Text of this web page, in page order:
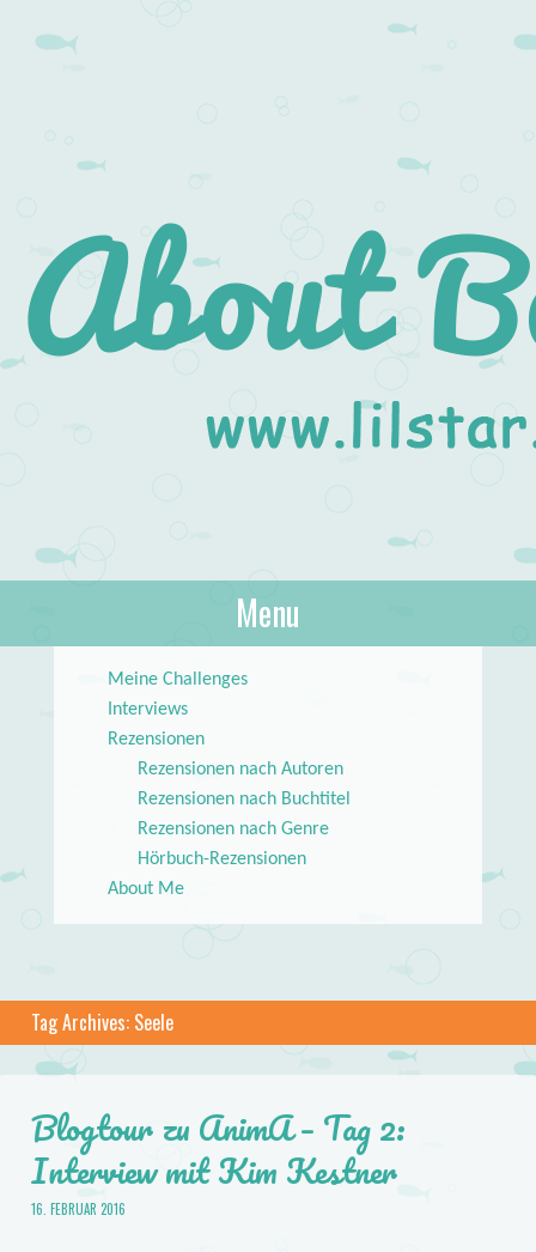
About Books
lilstar.de
Menu
Meine Challenges
Interviews
Rezensionen
Rezensionen nach Autoren
Rezensionen nach Buchtitel
Rezensionen nach Genre
Hörbuch-Rezensionen
About Me
Tag Archives: Seele
Blogtour zu AnimA – Tag 2:
Interview mit Kim Kestner
16. FEBRUAR 2016